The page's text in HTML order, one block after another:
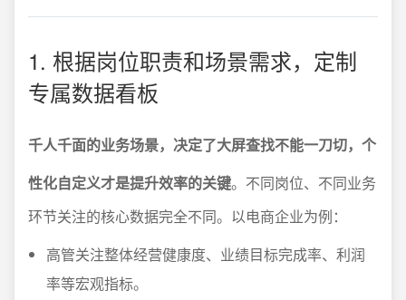
1. 根据岗位职责和场景需求，定制
专属数据看板
千人千面的业务场景，决定了大屏查找不能一刀切，个
性化自定义才是提升效率的关键。不同岗位、不同业务
环节关注的核心数据完全不同。以电商企业为例：
高管关注整体经营健康度、业绩目标完成率、利润
率等宏观指标。